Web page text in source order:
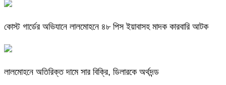
কোস্ট গার্ডের অভিযানে লালমোহনে ৪৮ পিস ইয়াবাসহ মাদক কারবারি আটক
লালমোহনে অতিরিক্ত দামে সার বিক্রি, ডিলারকে অর্থদন্ড